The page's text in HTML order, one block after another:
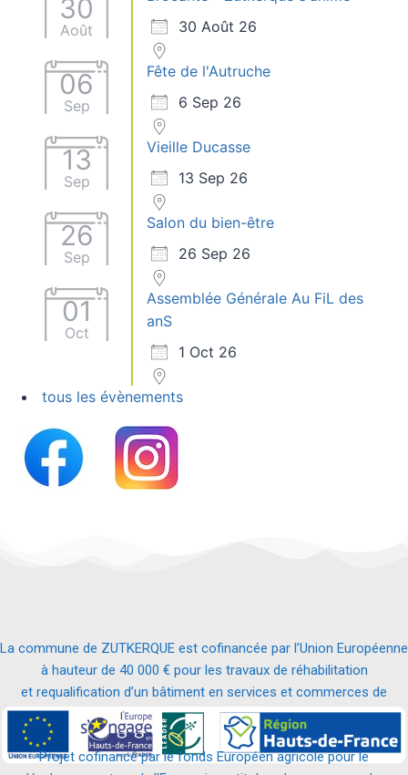
30
Août
30 Août 26
06
Sep
Fête de l'Autruche
6 Sep 26
13
Sep
Vieille Ducasse
13 Sep 26
26
Sep
Salon du bien-être
26 Sep 26
01
Oct
Assemblée Générale Au FiL des
anS
1 Oct 26
tous les évènements
La commune de ZUTKERQUE est cofinancée par l’Union Européenne
à hauteur de 40 000 € pour les travaux de réhabilitation
et requalification d’un bâtiment en services et commerces de
proximité.
Projet cofinancé par le fonds Européen agricole pour le